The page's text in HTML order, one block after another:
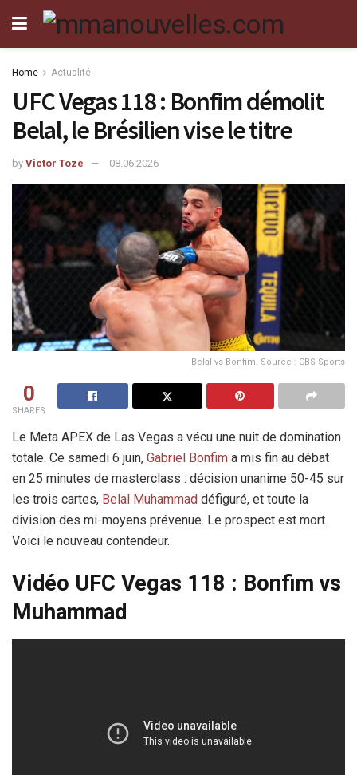
Home Actualité
UFC Vegas 118 : Bonfim démolit
Belal, le Brésilien vise le titre
by Victor Toze 08.06.2026
Belal vs Bonfim. Source : CBS Sports
0
SHARES
Le Meta APEX de Las Vegas a vécu une nuit de domination
totale. Ce samedi 6 juin, Gabriel Bonfim a mis fin au débat
en 25 minutes de masterclass : décision unanime 50-45 sur
les trois cartes, Belal Muhammad défiguré, et toute la
division des mi-moyens prévenue. Le prospect est mort.
Voici le nouveau contendeur.
Vidéo UFC Vegas 118 : Bonfim vs
Muhammad